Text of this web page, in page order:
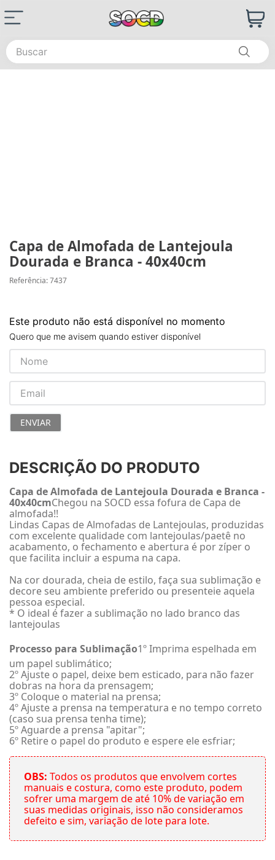
Buscar
Capa de Almofada de Lantejoula
Dourada e Branca - 40x40cm
Referência:7437
Este produto não está disponível no momento
Quero que me avisem quando estiver disponível
ENVIAR
DESCRIÇÃO DO PRODUTO
Capa de Almofada de Lantejoula Dourada e Branca -
40x40cmChegou na SOCD essa fofura de Capa de
almofada!!
Lindas Capas de Almofadas de Lantejoulas, produzidas
com excelente qualidade com lantejoulas/paetê no
acabamento, o fechamento e abertura é por zíper o
que facilita incluir a espuma na capa.
Na cor dourada, cheia de estilo, faça sua sublimação e
decore seu ambiente preferido ou presenteie aquela
pessoa especial.
* O ideal é fazer a sublimação no lado branco das
lantejoulas
Processo para Sublimação1º Imprima espelhada em
um papel sublimático;
2º Ajuste o papel, deixe bem esticado, para não fazer
dobras na hora da prensagem;
3º Coloque o material na prensa;
4º Ajuste a prensa na temperatura e no tempo correto
(caso sua prensa tenha time);
5º Aguarde a prensa "apitar";
6º Retire o papel do produto e espere ele esfriar;
OBS: Todos os produtos que envolvem cortes
manuais e costura, como este produto, podem
sofrer uma margem de até 10% de variação em
suas medidas originais, isso não consideramos
defeito e sim, variação de lote para lote.